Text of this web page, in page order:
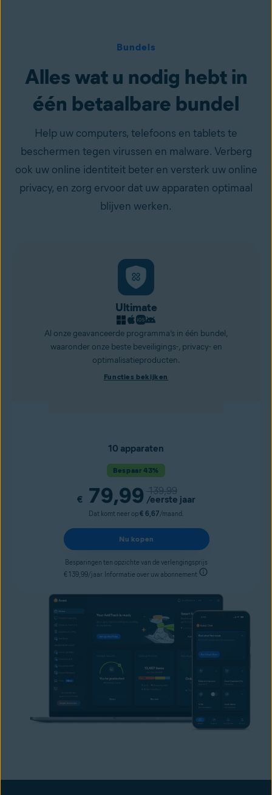
Bundels
Alles wat u nodig hebt in
één betaalbare bundel
Help uw computers, telefoons en tablets te
beschermen tegen virussen en malware. Verberg
ook uw online identiteit beter en versterk uw online
privacy, en zorg ervoor dat uw apparaten optimaal
blijven werken.
Ultimate
Al onze geavanceerde programma’s in één bundel,
waaronder onze beste beveiligings-, privacy- en
optimalisatieproducten.
Functies bekijken
10 apparaten
Bespaar 43%
€ 79,99 139,99
/eerste jaar
Dat komt neer op€ 6,67/maand.
Nu kopen
Besparingen ten opzichte van de verlengingsprijs
€ 139,99/jaar. Informatie over uw abonnement